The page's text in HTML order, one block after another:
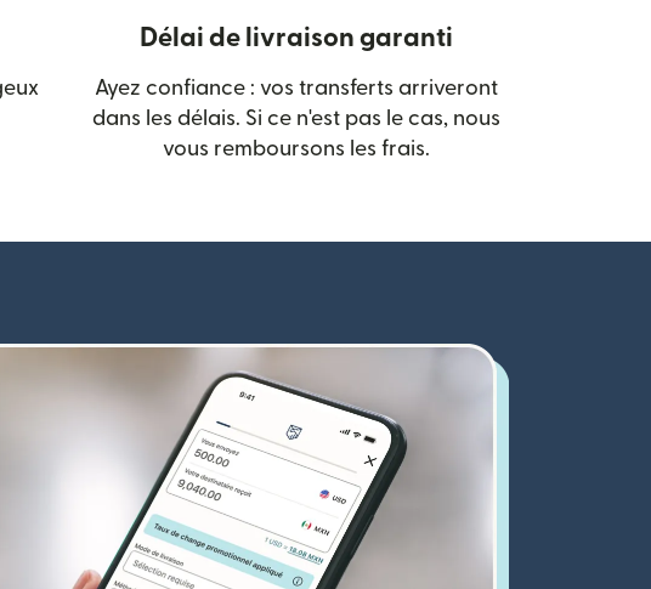
dans une nouvelle fenêtre)
Délai de livraison garanti
Ayez confiance : vos transferts arriveront
dans les délais. Si ce n'est pas le cas, nous
vous remboursons les frais.